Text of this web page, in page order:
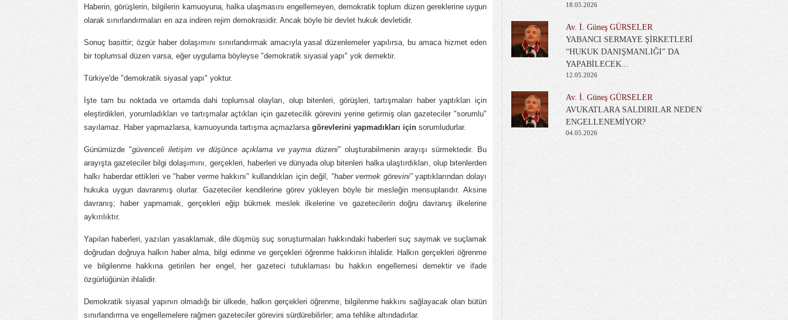
Haberin, görüşlerin, bilgilerin kamuoyuna, halka ulaşmasını engellemeyen, demokratik toplum düzen gereklerine uygun
olarak sınırlandırmaları en aza indiren rejim demokrasidir. Ancak böyle bir devlet hukuk devletidir.
Sonuç basittir; özgür haber dolaşımını sınırlandırmak amacıyla yasal düzenlemeler yapılırsa, bu amaca hizmet eden
bir toplumsal düzen varsa, eğer uygulama böyleyse "demokratik siyasal yapı" yok demektir.
Türkiye'de "demokratik siyasal yapı" yoktur.
İşte tam bu noktada ve ortamda dahi toplumsal olayları, olup bitenleri, görüşleri, tartışmaları haber yaptıkları için
eleştirdikleri, yorumladıkları ve tartışmalar açtıkları için gazetecilik görevini yerine getirmiş olan gazeteciler "sorumlu"
sayılamaz. Haber yapmazlarsa, kamuoyunda tartışma açmazlarsa görevlerini yapmadıkları için sorumludurlar.
Günümüzde "güvenceli iletişim ve düşünce açıklama ve yayma düzeni" oluşturabilmenin arayışı sürmektedir. Bu
arayışta gazeteciler bilgi dolaşımını, gerçekleri, haberleri ve dünyada olup bitenleri halka ulaştırdıkları, olup bitenlerden
halkı haberdar ettikleri ve "haber verme hakkını" kullandıkları için değil, "haber vermek görevini"yaptıklarından dolayı
hukuka uygun davranmış olurlar. Gazeteciler kendilerine görev yükleyen böyle bir mesleğin mensuplarıdır. Aksine
davranış; haber yapmamak, gerçekleri eğip bükmek meslek ilkelerine ve gazetecilerin doğru davranış ilkelerine
aykırılıktır.
Yapılan haberleri, yazıları yasaklamak, dile düşmüş suç soruşturmaları hakkındaki haberleri suç saymak ve suçlamak
doğrudan doğruya halkın haber alma, bilgi edinme ve gerçekleri öğrenme hakkının ihlalidir. Halkın gerçekleri öğrenme
ve bilgilenme hakkına getirilen her engel, her gazeteci tutuklaması bu hakkın engellemesi demektir ve ifade
özgürlüğünün ihlalidir.
Demokratik siyasal yapının olmadığı bir ülkede, halkın gerçekleri öğrenme, bilgilenme hakkını sağlayacak olan bütün
sınırlandırma ve engellemelere rağmen gazeteciler görevini sürdürebilirler; ama tehlike altındadırlar.
18.05.2026
Av. İ. Güneş GÜRSELER
YABANCI SERMAYE ŞİRKETLERİ
“HUKUK DANIŞMANLIĞI” DA
YAPABİLECEK...
12.05.2026
Av. İ. Güneş GÜRSELER
AVUKATLARA SALDIRILAR NEDEN
ENGELLENEMİYOR?
04.05.2026